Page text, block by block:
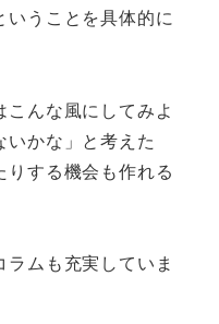
いうことを具体的に
んな風にしてみよ
いかな」と考えた
りする機会も作れる
ムも充実していま